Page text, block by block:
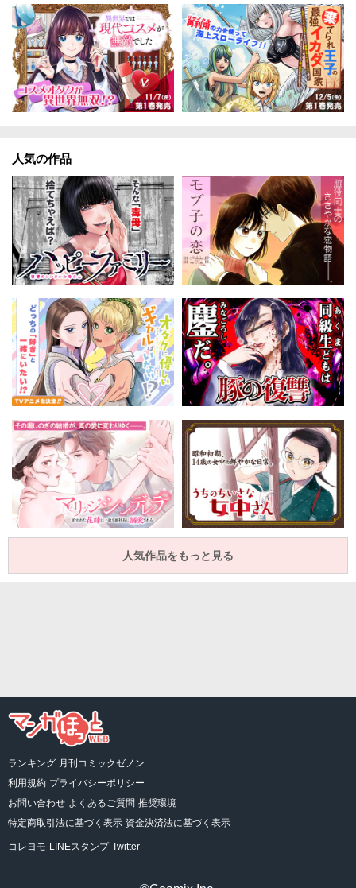
人気の作品
人気作品をもっと見る
ランキング 月刊コミックゼノン
利用規約 プライバシーポリシー
お問い合わせ よくあるご質問 推奨環境
特定商取引法に基づく表示 資金決済法に基づく表示
コレヨモ LINEスタンプ Twitter